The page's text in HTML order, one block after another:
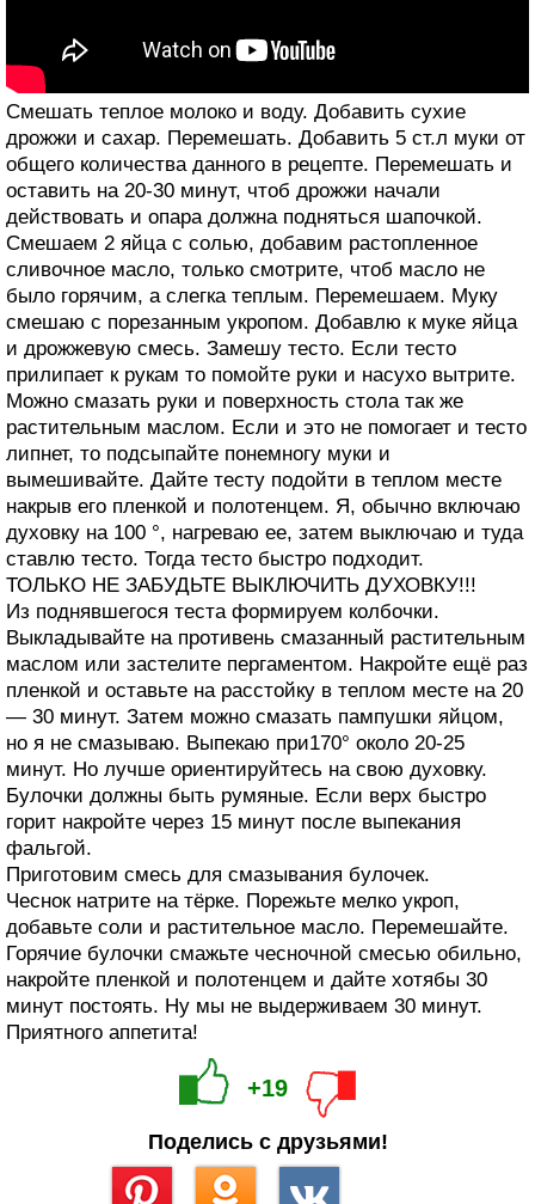
Смешать теплое молоко и воду. Добавить сухие
дрожжи и сахар. Перемешать. Добавить 5 ст.л муки от
общего количества данного в рецепте. Перемешать и
оставить на 20-30 минут, чтоб дрожжи начали
действовать и опара должна подняться шапочкой.
Смешаем 2 яйца с солью, добавим растопленное
сливочное масло, только смотрите, чтоб масло не
было горячим, а слегка теплым. Перемешаем. Муку
смешаю с порезанным укропом. Добавлю к муке яйца
и дрожжевую смесь. Замешу тесто. Если тесто
прилипает к рукам то помойте руки и насухо вытрите.
Можно смазать руки и поверхность стола так же
растительным маслом. Если и это не помогает и тесто
липнет, то подсыпайте понемногу муки и
вымешивайте. Дайте тесту подойти в теплом месте
накрыв его пленкой и полотенцем. Я, обычно включаю
духовку на 100 °, нагреваю ее, затем выключаю и туда
ставлю тесто. Тогда тесто быстро подходит.
ТОЛЬКО НЕ ЗАБУДЬТЕ ВЫКЛЮЧИТЬ ДУХОВКУ!!!
Из поднявшегося теста формируем колбочки.
Выкладывайте на противень смазанный растительным
маслом или застелите пергаментом. Накройте ещё раз
пленкой и оставьте на расстойку в теплом месте на 20
— 30 минут. Затем можно смазать пампушки яйцом,
но я не смазываю. Выпекаю при170° около 20-25
минут. Но лучше ориентируйтесь на свою духовку.
Булочки должны быть румяные. Если верх быстро
горит накройте через 15 минут после выпекания
фальгой.
Приготовим смесь для смазывания булочек.
Чеснок натрите на тёрке. Порежьте мелко укроп,
добавьте соли и растительное масло. Перемешайте.
Горячие булочки смажьте чесночной смесью обильно,
накройте пленкой и полотенцем и дайте хотябы 30
минут постоять. Ну мы не выдерживаем 30 минут.
Приятного аппетита!
+19
Поделись с друзьями!